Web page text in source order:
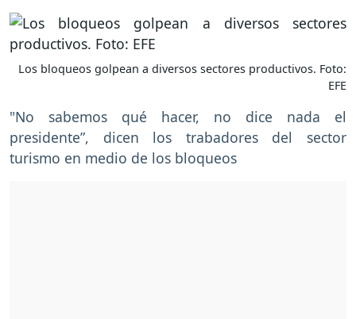
Los bloqueos golpean a diversos sectores productivos. Foto:
EFE
"No sabemos qué hacer, no dice nada el
presidente”, dicen los trabadores del sector
turismo en medio de los bloqueos